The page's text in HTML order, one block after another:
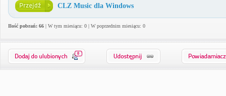
CLZ Music dla Windows
Ilość pobrań: 66 | W tym miesiącu: 0 | W poprzednim miesiącu: 0
0